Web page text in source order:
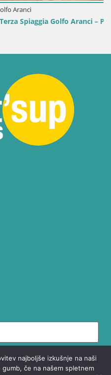
Golfo Aranci – Pogled na
najboljše izkušnje na naši
če na našem spletnem